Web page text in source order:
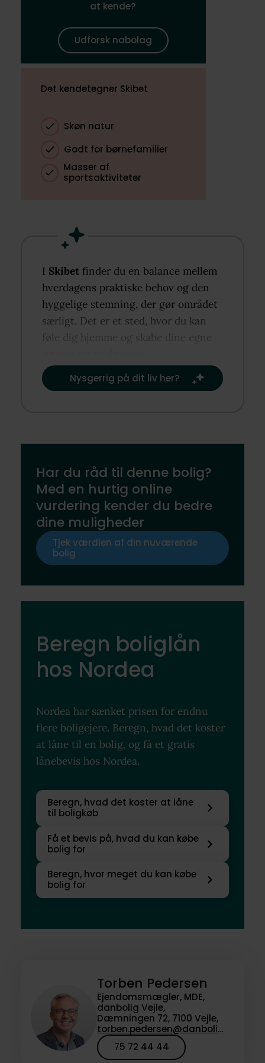
at kende?
Udforsk nabolag
Det kendetegner Skibet
Skøn natur
Godt for børnefamilier
Masser af
sportsaktiviteter
I Skibet finder du en balance mellem
hverdagens praktiske behov og den
hyggelige stemning, der gør området
særligt. Det er et sted, hvor du kan
føle dig hjemme og skabe dine egne
Nysgerrig på dit liv her?​
Har du råd til denne bolig?
Med en hurtig online
vurdering kender du bedre
dine muligheder
Tjek værdien af din nuværende
bolig
Beregn boliglån
hos Nordea
Nordea har sænket prisen for endnu
flere boligejere. Beregn, hvad det koster
at låne til en bolig, og få et gratis
lånebevis hos Nordea.
Beregn, hvad det koster at låne
til boligkøb
Få et bevis på, hvad du kan købe
bolig for
Beregn, hvor meget du kan købe
bolig for
Torben Pedersen
Ejendomsmægler, MDE,
danbolig Vejle,
Dæmningen 72, 7100 Vejle,
torben.pedersen@danbolig.dk
75 72 44 44